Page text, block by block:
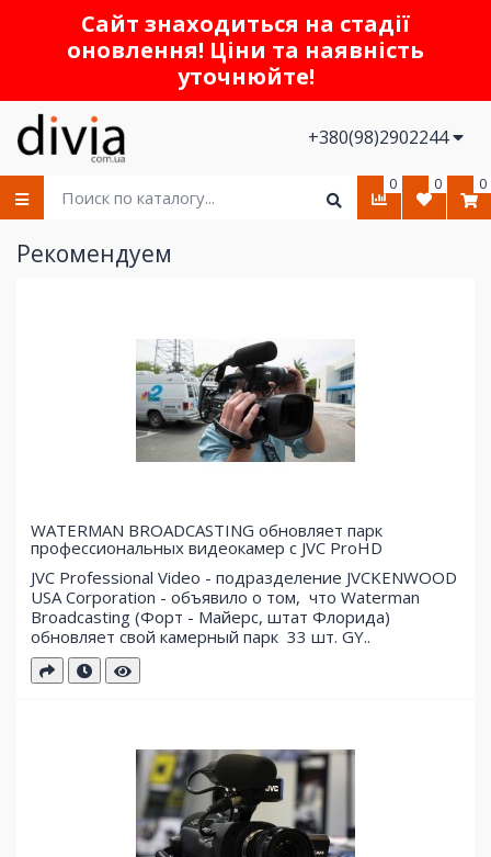
Сайт знаходиться на стадії
оновлення! Ціни та наявність
уточнюйте!
+380(98)2902244
0 0 0
Рекомендуем
WATERMAN BROADCASTING обновляет парк
профессиональных видеокамер с JVC ProHD
JVC Professional Video - подразделение JVCKENWOOD
USA Corporation - объявило о том, что Waterman
Broadcasting (Форт - Майерс, штат Флорида)
обновляет свой ​​камерный парк 33 шт. GY..